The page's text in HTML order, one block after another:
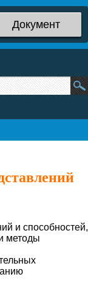
Документ
и способностей,
методы